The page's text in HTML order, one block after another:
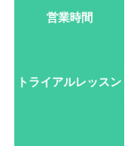
営業時間
トライアルレッスン